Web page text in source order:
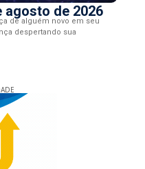
de 2026
de alguém novo em seu
despertando sua